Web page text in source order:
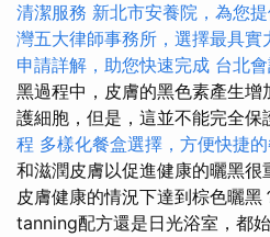
清潔服務 新北市安養院，為您
灣五大律師事務所，選擇最具實
申請詳解，助您快速完成 台北
黑過程中，皮膚的黑色素產生
護細胞，但是，這並不能完全保
程 多樣化餐盒選擇，方便快捷
和滋潤皮膚以促​​進健康的曬黑
皮膚健康的情況下達到棕色曬
tanning配方還是日光浴室，都